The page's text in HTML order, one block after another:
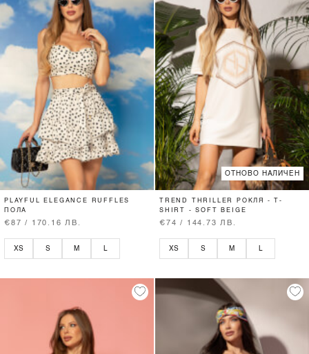
PLAYFUL ELEGANCE RUFFLES
ПОЛА
€87 / 170.16 ЛВ.
XS S M
ОТНОВО НАЛИЧЕН
TREND THRILLER РОКЛЯ - T-
SHIRT - SOFT BEIGE
€74 / 144.73 ЛВ.
XS S M